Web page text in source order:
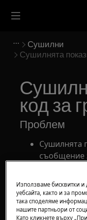
Сушилни
Сушилнята
код за
Проблем
Сушилнята
съобщение
Отнася се до
Сушилни
Използваме бисквитки и
уебсайта, както и за
така споделяме
нашите партньори от
Като кликнете върху